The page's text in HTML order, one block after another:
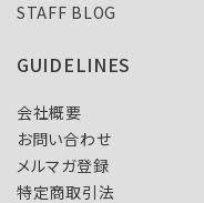
STAFF BLOG
GUIDELINES
会社概要
お問い合わせ
メルマガ登録
特定商取引法